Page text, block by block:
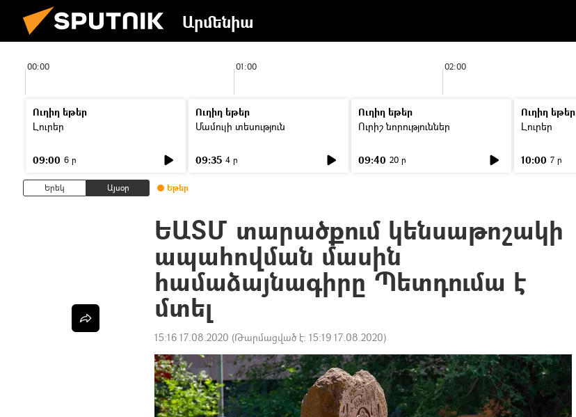
Արմենիա
00:00 01:00 02:00
Ուղիղ եթեր
Լուրեր
09:00 6 ր
Ուղիղ եթեր
Մամուլի տեսություն
09:35 4 ր
Ուղիղ եթեր
Ուրիշ նորություններ
09:40 20 ր
Ուղիղ եթեր
Լուրեր
10:00 7 ր
Երեկ Այսօր Եթեր
ԵԱՏՄ տարածքում կենսաթոշակի
ապահովման մասին
համաձայնագիրը Պետդումա է
մտել
15:16 17.08.2020 (Թարմացված է: 15:19 17.08.2020)